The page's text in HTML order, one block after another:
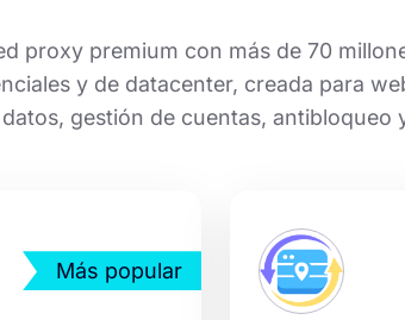
proxy premium con más de 70
y de datacenter, creada para
gestión de cuentas, antibloqueo
Más popular